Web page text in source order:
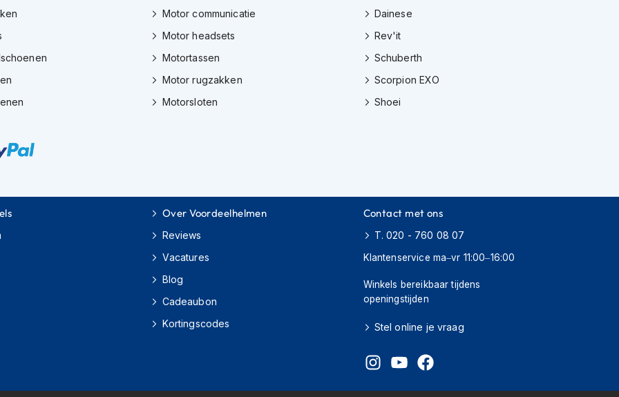
Motor communicatie
Motor headsets
Motortassen
Motor rugzakken
Motorsloten
Dainese
Rev'it
Schuberth
Scorpion EXO
Shoei
Over Voordeelhelmen
Reviews
Vacatures
Blog
Cadeaubon
Kortingscodes
Contact met ons
T. 020 - 760 08 07
Klantenservice ma–vr 11:00–16:00
Winkels bereikbaar tijdens
openingstijden
Stel online je vraag